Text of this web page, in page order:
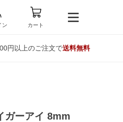
ン カート
円以上のご注文で送料無料
ガーアイ 8mm